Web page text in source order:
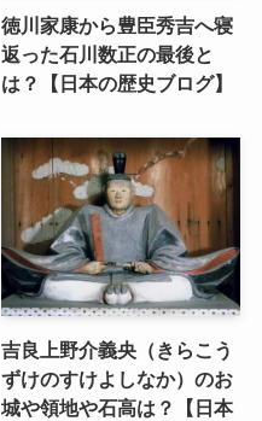
徳川家康から豊臣秀吉へ寝
返った石川数正の最後と
は？【日本の歴史ブログ】
吉良上野介義央（きらこう
ずけのすけよしなか）のお
城や領地や石高は？【日本